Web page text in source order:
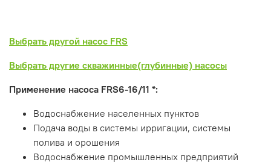
Выбрать другой насос FRS
Выбрать другие скважинные(глубинные) насосы
Применение насоса FRS6-16/11 *:
Водоснабжение населенных пунктов
Подача воды в системы ирригации, системы
полива и орошения
Водоснабжение промышленных предприятий